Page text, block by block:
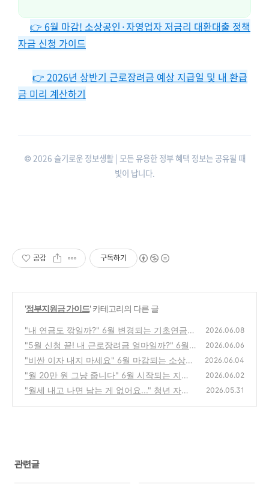
👉 6월 마감! 소상공인·자영업자 저금리 대환대출 정책
자금 신청 가이드
👉 2026년 상반기 근로장려금 예상 지급일 및 내 환급
금 미리 계산하기
© 2026 슬기로운 정보생활 | 모든 유용한 정부 혜택 정보는 공유될 때
빛이 납니다.
공감 구독하기
'정부지원금 가이드' 카테고리의 다른 글
"내 연금도 깎일까?" 6월 변경되는 기초연금
자격 요건과 나라에서 보호하는 압류방지 통장
만들기
2026.06.08
"5월 신청 끝! 내 근로장려금 얼마일까?" 6월
에 미리 보는 예상 지급일과 내 환급금 조회 꿀
팁
(0)
2026.06.06
"비싼 이자 내지 마세요" 6월 마감되는 소상공
인 정부 지원 저금리 대환대출 신청법
(0)
2026.06.04
"월 20만 원 그냥 줍니다" 6월 시작되는 지자
체 청년 월세 지원 안 받으면 나만 손해!
(0)
2026.06.02
"월세 내고 나면 남는 게 없어요..." 청년 자취
2026.05.31
관련글